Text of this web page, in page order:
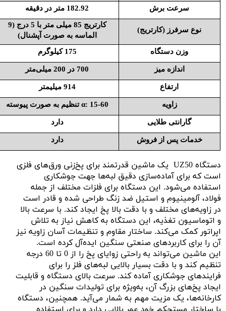
سرعت برش 182.92 متر در دقیقه
نوع سرفرز (کارتریج)
کارتریج 85 میلی متر با 5 درج (9
الماسه به صورت آپشنال)
وزن دستگاه
175 کیلوگرم
اندازه میز 700 در 200 میلی‌متر
ارتفاع 914 میلیمتر
زاویه α: 15-60 تنظیم به صورت پیوسته
گارانتی طلایی دارد
خدمات پس از فروش دارد
دستگاه UZ50 یک ماشین قدرتمند برای پخ‌زنی ورق‌های فلزی
است که برای آماده‌سازی دقیق لبه‌ها جهت جوشکاری
استفاده می‌شود. این دستگاه برای فلزات مختلف از جمله
فولاد، آلومینیوم و استیل ضد زنگ طراحی شده و قادر است
در زاویه‌های مختلف و با دقت بالا پخ ایجاد کند. با سرعت بالا
و اتوماسیون تغذیه، این دستگاه به کاهش نیاز به تلاش
اپراتور کمک می‌کند. ساختار مقاوم و تنظیمات آسان زاویه نیز
آن را برای کاربردهای صنعتی سنگین ایده‌آل کرده است.
این ماشین می‌تواند به راحتی زوایای پخ را از 0 تا 60 درجه
تنظیم کند و با دقت بسیار بالایی لبه‌های فلز را برای
فرایندهای جوشکاری آماده کند. سرعت بالای دستگاه و قابلیت
ایجاد پخ‌های بزرگ آن، به‌ویژه برای تولیدات سنگین در
کارخانه‌ها، یک مزیت مهم به شمار می‌آید. همچنین، دستگاه